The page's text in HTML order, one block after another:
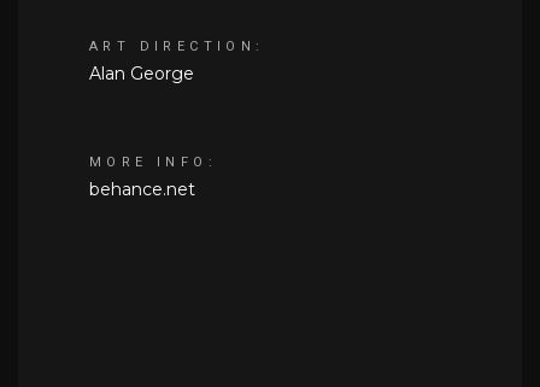
ART DIRECTION:
Alan George
MORE INFO:
behance.net